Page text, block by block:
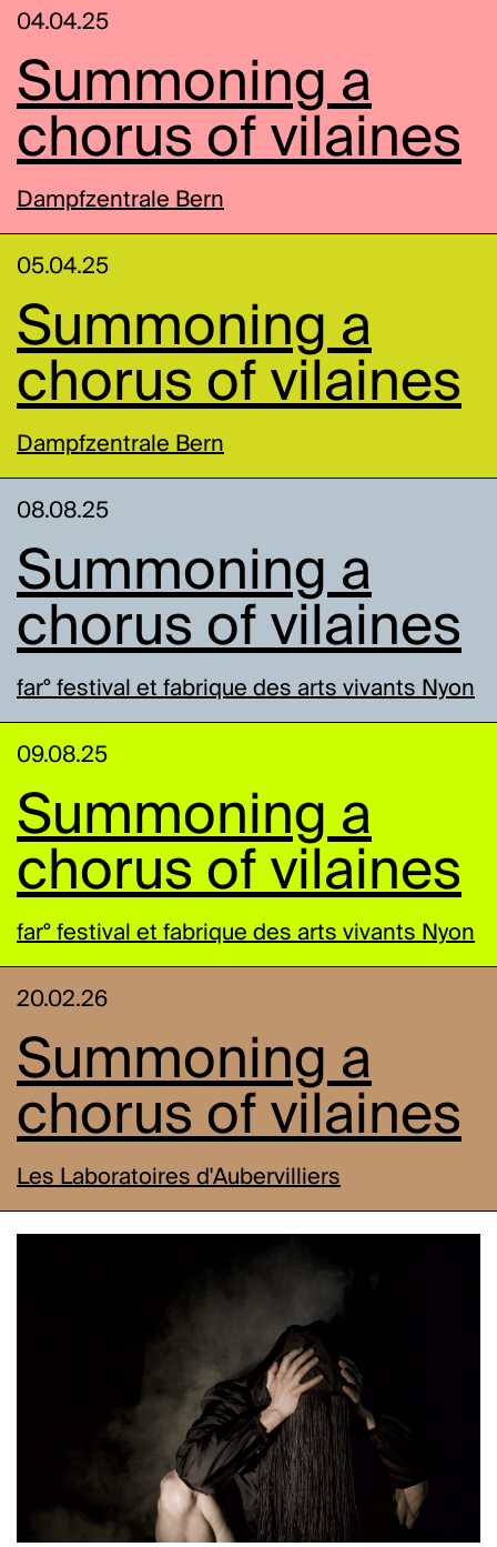
04.04.25
Summoning a
chorus of vilaines
Dampfzentrale Bern
05.04.25
Summoning a
chorus of vilaines
Dampfzentrale Bern
08.08.25
Summoning a
chorus of vilaines
far° festival et fabrique des arts vivants Nyon
09.08.25
Summoning a
chorus of vilaines
far° festival et fabrique des arts vivants Nyon
20.02.26
Summoning a
chorus of vilaines
Les Laboratoires d'Aubervilliers